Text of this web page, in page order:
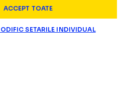
ACCEPT TOATE
SETARILE INDIVIDUAL